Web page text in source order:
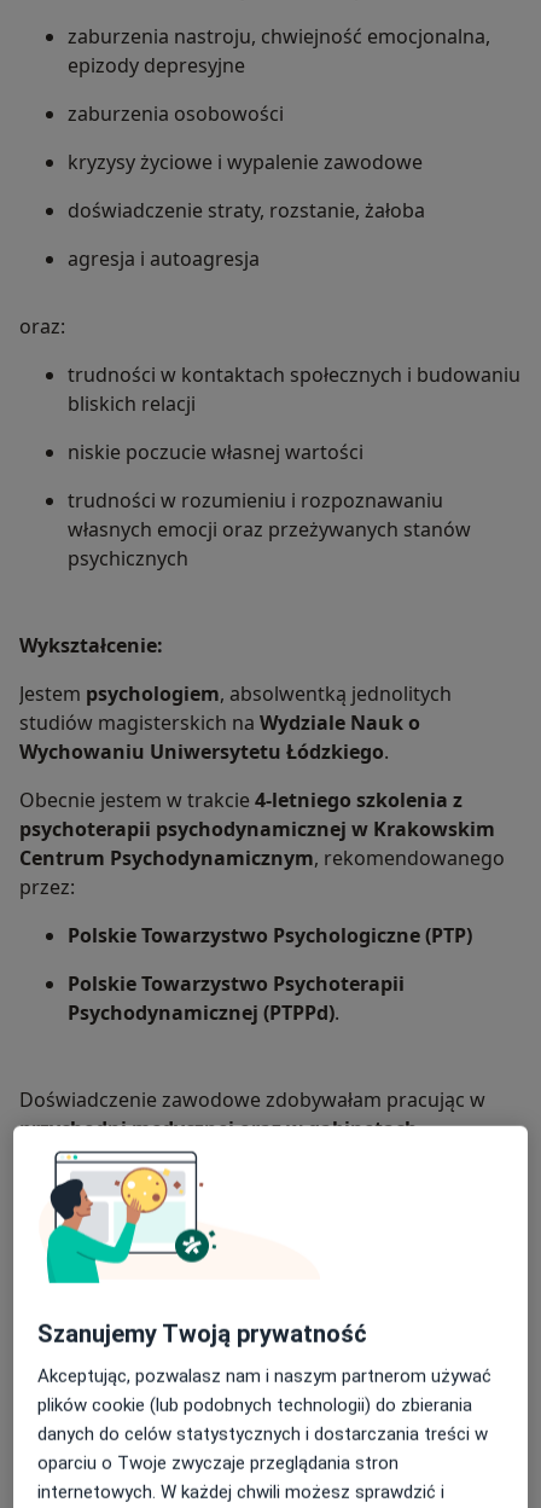
zaburzenia nastroju, chwiejność emocjonalna,
epizody depresyjne
zaburzenia osobowości
kryzysy życiowe i wypalenie zawodowe
doświadczenie straty, rozstanie, żałoba
agresja i autoagresja
oraz:
trudności w kontaktach społecznych i budowaniu
bliskich relacji
niskie poczucie własnej wartości
trudności w rozumieniu i rozpoznawaniu
własnych emocji oraz przeżywanych stanów
psychicznych
Wykształcenie:
Jestem psychologiem, absolwentką jednolitych
studiów magisterskich na Wydziale Nauk o
Wychowaniu Uniwersytetu Łódzkiego.
Obecnie jestem w trakcie 4-letniego szkolenia z
psychoterapii psychodynamicznej w Krakowskim
Centrum Psychodynamicznym, rekomendowanego
przez:
Polskie Towarzystwo Psychologiczne (PTP)
Polskie Towarzystwo Psychoterapii
Psychodynamicznej (PTPPd).
Doświadczenie zawodowe zdobywałam pracując w
przychodni medycznej oraz w gabinetach
psychoterapeutycznych
wspierałam osoby zmagające się m.in. z:
stresem i zaburzeniami adaptacyjnymi,
depresją i obniżonym nastrojem,
zaburzeniami lękowymi,
kryzysami życiowymi,
wypaleniem zawodowym,
zaburzeniami osobowości.
Szanujemy Twoją prywatność
Akceptując, pozwalasz nam i naszym partnerom używać
plików cookie (lub podobnych technologii) do zbierania
danych do celów statystycznych i dostarczania treści w
oparciu o Twoje zwyczaje przeglądania stron
internetowych. W każdej chwili możesz sprawdzić i